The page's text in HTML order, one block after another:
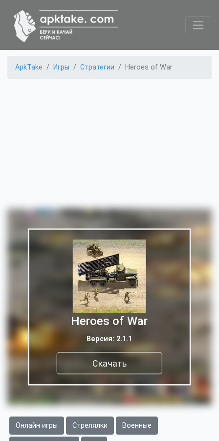
ApkTake Игры Стратегии Heroes of War
Heroes of War
Версия: 2.1.1
Скачать
Онлайн игры Стрелялки Военные